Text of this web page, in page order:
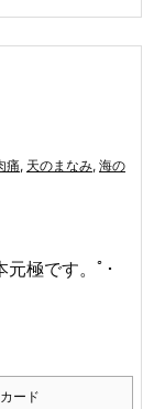
痛, 天のまなみ, 海の
極です。ﾟ･
ード